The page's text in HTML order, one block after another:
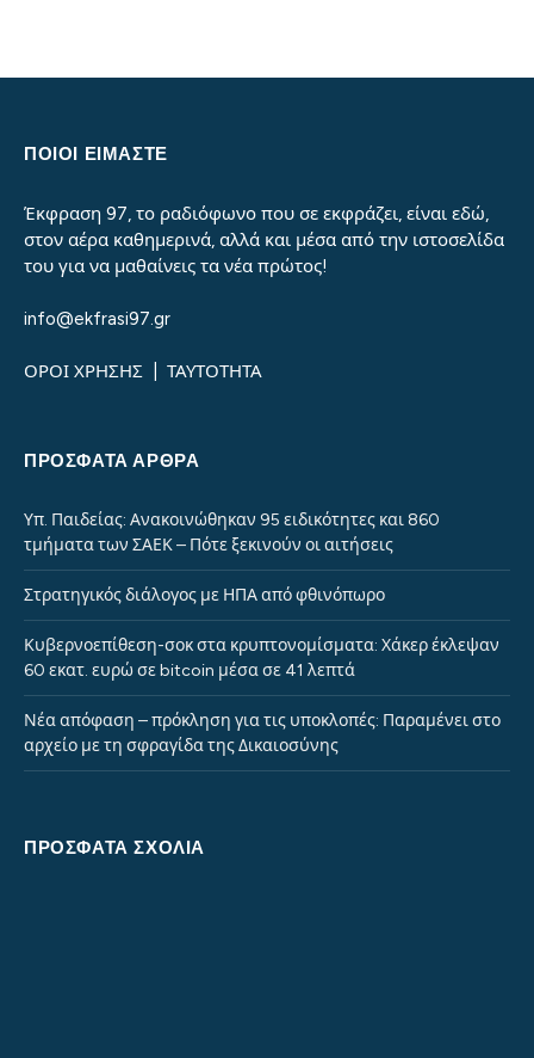
ΠΟΙΟΙ ΕΙΜΑΣΤΕ
Έκφραση 97, το ραδιόφωνο που σε εκφράζει, είναι εδώ,
στον αέρα καθημερινά, αλλά και μέσα από την ιστοσελίδα
του για να μαθαίνεις τα νέα πρώτος!
info@ekfrasi97.gr
ΟΡΟΙ ΧΡΗΣΗΣ ΤΑΥΤΟΤΗΤΑ
ΠΡΌΣΦΑΤΑ ΆΡΘΡΑ
Υπ. Παιδείας: Ανακοινώθηκαν 95 ειδικότητες και 860
τμήματα των ΣΑΕΚ – Πότε ξεκινούν οι αιτήσεις
Στρατηγικός διάλογος με ΗΠΑ από φθινόπωρο
Κυβερνοεπίθεση-σοκ στα κρυπτονομίσματα: Χάκερ έκλεψαν
60 εκατ. ευρώ σε bitcoin μέσα σε 41 λεπτά
Νέα απόφαση – πρόκληση για τις υποκλοπές: Παραμένει στο
αρχείο με τη σφραγίδα της Δικαιοσύνης
ΠΡΌΣΦΑΤΑ ΣΧΌΛΙΑ